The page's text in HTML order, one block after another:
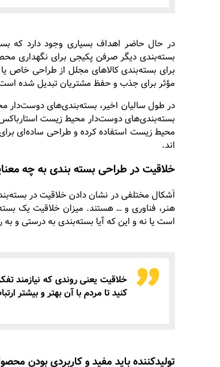
در حال حاضر اهداف بسیاری وجود دارد که
بسته‌بندی دیگر صرفن پکیجی برای نگهداری
برای بسته‌بندی کالاهای مجلل از طراحی خاص
مؤثر برای جذب و حفظ مشتریان تبدیل شده
در طول سالیان اخیر، بسته‌بندی‌های دوست‌دار
بسته‌بندی‌های دوست‌دار محیط زیست
محیط زیست استفاده ‌کرده‌ و طراحی ساده‌ای
اند.
خلاقیت در طراحی بسته بندی به چه
اَشکال مختلفی در نشان دادن خلاقیت در
هنر، فناوری و … هستند. میزان خلاقیت یک
است یا نه و این که‌ آیا بسته‌بندی به درستی و
خلاقیت یعنی روندی که نیازمند
کنید تا مردم با آن بهتر و بیشتر
تولیدکننده باید مفید و کاربردی بودن